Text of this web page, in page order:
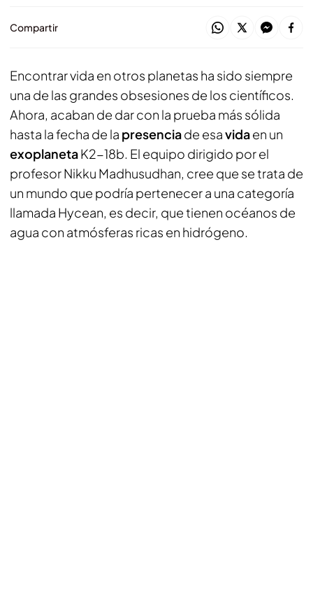
Compartir
Encontrar vida en otros planetas ha sido siempre
una de las grandes obsesiones de los científicos.
Ahora, acaban de dar con la prueba más sólida
hasta la fecha de la presenciade esavidaen un
exoplanetaK2-18b. El equipo dirigido por el
profesor Nikku Madhusudhan, cree que se trata de
un mundo que podría pertenecer a una categoría
llamada Hycean, es decir, que tienen océanos de
agua con atmósferas ricas en hidrógeno.